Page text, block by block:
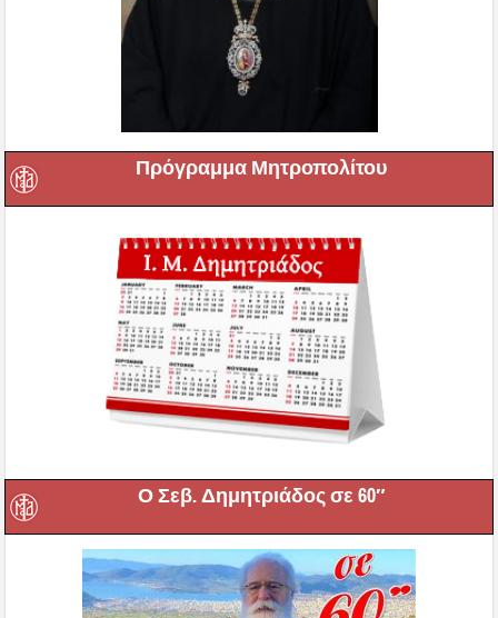
Πρόγραμμα Μητροπολίτου
Ο Σεβ. Δημητριάδος σε 60″